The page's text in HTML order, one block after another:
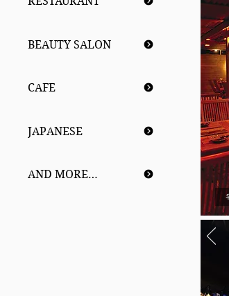
BEAUTY SALON
CAFE
JAPANESE
AND MORE…